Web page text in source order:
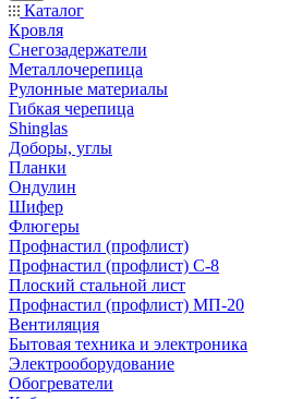
Каталог
Кровля
Снегозадержатели
Металлочерепица
Рулонные материалы
Гибкая черепица
Shinglas
Доборы, углы
Планки
Ондулин
Шифер
Флюгеры
Профнастил (профлист)
Профнастил (профлист) С-8
Плоский стальной лист
Профнастил (профлист) МП-20
Вентиляция
Бытовая техника и электроника
Электрооборудование
Обогреватели